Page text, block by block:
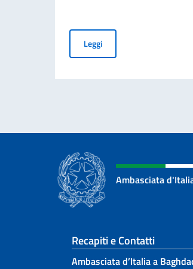
LeggiProcedura comparativa
Ambasciata
Sezione
Recapiti e Contatti
Ambasciata d’Italia a